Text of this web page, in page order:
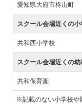
愛知県大府市柊山町
スクール会場近くの小
共和西小学校
スクール会場近くの
共和保育園
※記載のない小学校や